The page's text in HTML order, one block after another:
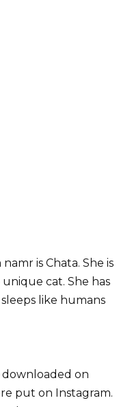
is Chata. She is
cat. She has
like humans
downloaded on
put on Instagram.